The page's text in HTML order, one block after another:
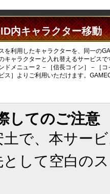
内キャラクター移動
を利用したキャラクターを、同一の
キャラクターと入れ替えるサービスで
ドメニュー２－［信長コイン］－［コ
ス］よりご利用いただけます。
してのご注意
で、本サー
として空白の